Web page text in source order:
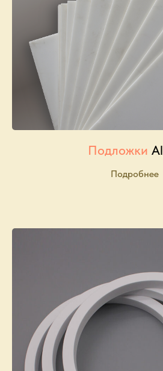
Подложки Al
Подробнее